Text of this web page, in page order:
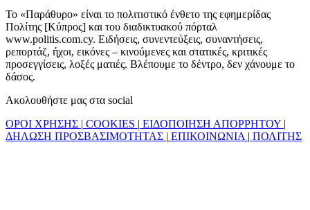
Το «Παράθυρο» είναι το πολιτιστικό ένθετο της εφημερίδας
Πολίτης [Κύπρος] και του διαδικτυακού πόρταλ
www.politis.com.cy. Ειδήσεις, συνεντεύξεις, συναντήσεις,
ρεπορτάζ, ήχοι, εικόνες – κινούμενες και στατικές, κριτικές
προσεγγίσεις, λοξές ματιές. Βλέπουμε το δέντρο, δεν χάνουμε το
δάσος.
Ακολουθήστε μας στα social
ΟΡΟΙ ΧΡΗΣΗΣ | COOKIES | ΕΙΔΟΠΟΙΗΣΗ ΑΠΟΡΡΗΤΟΥ |
ΔΗΛΩΣΗ ΠΡΟΣΒΑΣΙΜΟΤΗΤΑΣ | ΕΠΙΚΟΙΝΩΝΙΑ | ΠΟΛΙΤΗΣ